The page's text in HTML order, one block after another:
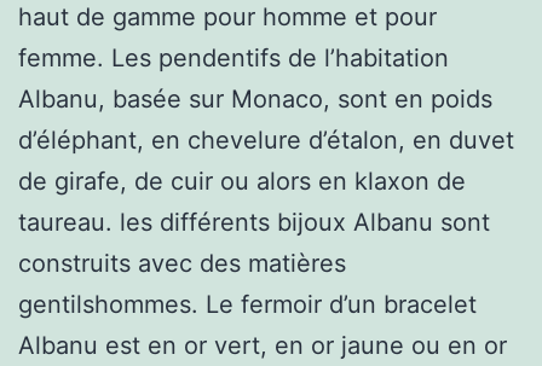
haut de gamme pour homme et pour
femme. Les pendentifs de l’habitation
Albanu, basée sur Monaco, sont en poids
d’éléphant, en chevelure d’étalon, en duvet
de girafe, de cuir ou alors en klaxon de
taureau. les différents bijoux Albanu sont
construits avec des matières
gentilshommes. Le fermoir d’un bracelet
Albanu est en or vert, en or jaune ou en or